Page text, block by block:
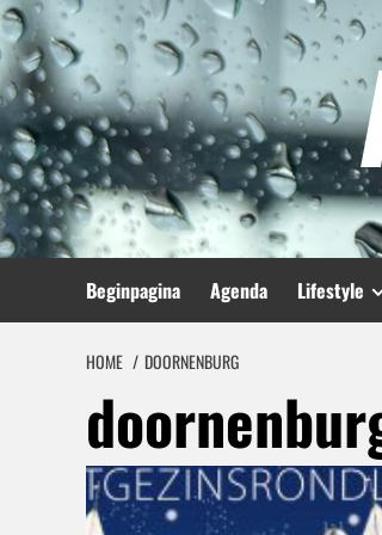
Spring
naar
inhoud
Beginpagina Agenda Lifestyle
HOME DOORNENBURG